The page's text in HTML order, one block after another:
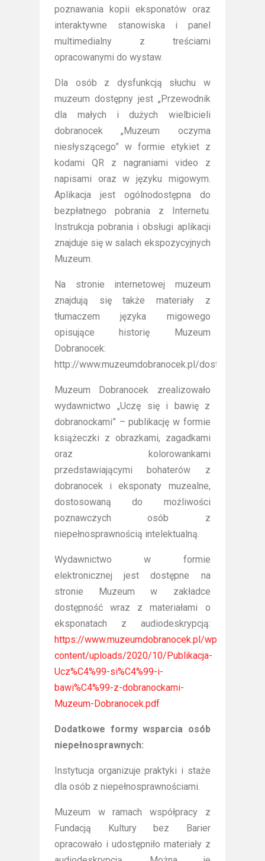
poznawania kopii eksponatów oraz
interaktywne stanowiska i panel
multimedialny z treściami
opracowanymi do wystaw.
Dla osób z dysfunkcją słuchu w
muzeum dostępny jest „Przewodnik
dla małych i dużych wielbicieli
dobranocek „Muzeum oczyma
niesłyszącego” w formie etykiet z
kodami QR z nagraniami video z
napisami oraz w języku migowym.
Aplikacja jest ogólnodostępna do
bezpłatnego pobrania z Internetu.
Instrukcja pobrania i obsługi aplikacji
znajduje się w salach ekspozycyjnych
Muzeum.
Na stronie internetowej muzeum
znajdują się także materiały z
tłumaczem języka migowego
opisujące historię Muzeum
Dobranocek:
http://www.muzeumdobranocek.pl/dostepnosc/
Muzeum Dobranocek zrealizowało
wydawnictwo „Uczę się i bawię z
dobranockami” – publikację w formie
książeczki z obrazkami, zagadkami
oraz kolorowankami
przedstawiającymi bohaterów z
dobranocek i eksponaty muzealne,
dostosowaną do możliwości
poznawczych osób z
niepełnosprawnością intelektualną.
Wydawnictwo w formie
elektronicznej jest dostępne na
stronie Muzeum w zakładce
dostępność wraz z materiałami o
eksponatach z audiodeskrypcją:
https://www.muzeumdobranocek.pl/wp-
content/uploads/2020/10/Publikacja-
Ucz%C4%99-si%C4%99-i-
bawi%C4%99-z-dobranockami-
Muzeum-Dobranocek.pdf
Dodatkowe formy wsparcia osób
niepełnosprawnych:
Instytucja organizuje praktyki i staże
dla osób z niepełnosprawnościami.
Muzeum w ramach współpracy z
Fundacją Kultury bez Barier
opracowało i udostępniło materiały z